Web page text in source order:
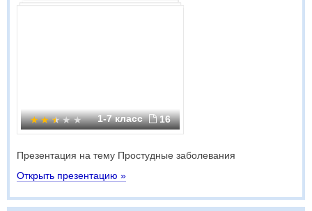
1-7 класс 16
Презентация на тему Простудные заболевания
Открыть презентацию »